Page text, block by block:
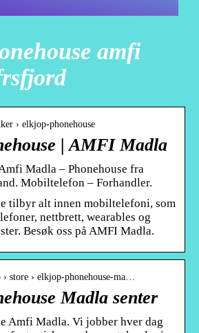
amfi
› elkjop-phonehouse
| AMFI Madla
Madla – Phonehouse fra
Mobiltelefon – Forhandler.
tilbyr alt innen mobiltelefoni, som
nettbrett, wearables og
Besøk oss på AMFI Madla.
store › elkjop-phonehouse-ma…
Madla senter
Amfi Madla. Vi jobber hver dag